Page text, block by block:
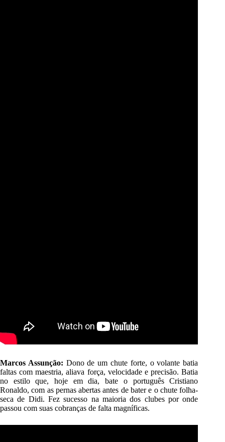
Marcos Assunção: Dono de um chute forte, o volante batia
faltas com maestria, aliava força, velocidade e precisão. Batia
no estilo que, hoje em dia, bate o português Cristiano
Ronaldo, com as pernas abertas antes de bater e o chute folha-
seca de Didi. Fez sucesso na maioria dos clubes por onde
passou com suas cobranças de falta magníficas.